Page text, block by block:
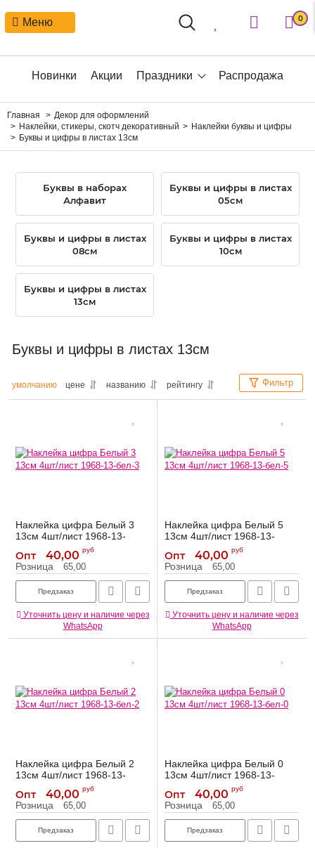
Меню 0
Новинки Акции Праздники Распродажа
Главная
Декор для оформлений
Наклейки, стикеры, скотч декоративный
Наклейки буквы и цифры
Буквы и цифры в листах 13см
Буквы в наборах
Алфавит
Буквы и цифры в листах
05см
Буквы и цифры в листах
08см
Буквы и цифры в листах
10см
Буквы и цифры в листах
13см
Буквы и цифры в листах 13см
умолчанию цене названию рейтингу Фильтр
Наклейка цифра Белый 3
13см 4шт/лист 1968-13-
Артикул: 1968-13-бел-3
Опт 40,00 руб
Розница 65,00
Предзаказ
Уточнить цену и наличие через
WhatsApp
Наклейка цифра Белый 5
13см 4шт/лист 1968-13-
Артикул: 1968-13-бел-5
Опт 40,00 руб
Розница 65,00
Предзаказ
Уточнить цену и наличие через
WhatsApp
Наклейка цифра Белый 2
13см 4шт/лист 1968-13-
Артикул: 1968-13-бел-2
Опт 40,00 руб
Розница 65,00
Предзаказ
Наклейка цифра Белый 0
13см 4шт/лист 1968-13-
Артикул: 1968-13-бел-0
Опт 40,00 руб
Розница 65,00
Предзаказ